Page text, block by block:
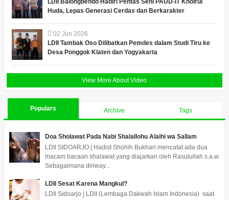
LDII Balongbendo Hadiri Pentas Seni PAUD-IT Khoirul
Huda, Lepas Generasi Cerdas dan Berkarakter
02 Jun 2026
LDII Tambak Oso Dilibatkan Pemdes dalam Studi Tiru ke
Desa Ponggok Klaten dan Yogyakarta
View More About Video
Populars Archive Tags
Doa Sholawat Pada Nabi Shalallohu Alaihi wa Sallam
LDII SIDOARJO | Hadist Shohih Bukhari mencatat ada dua
macam bacaan shalawat yang diajarkan oleh Rasulullah s.a.w.
Sebagaimana diriway...
LDII Sesat Karena Mangkul?
LDII Sidoarjo | LDII (Lembaga Dakwah Islam Indonesia) saat